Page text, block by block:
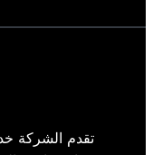
تقدم الشركة